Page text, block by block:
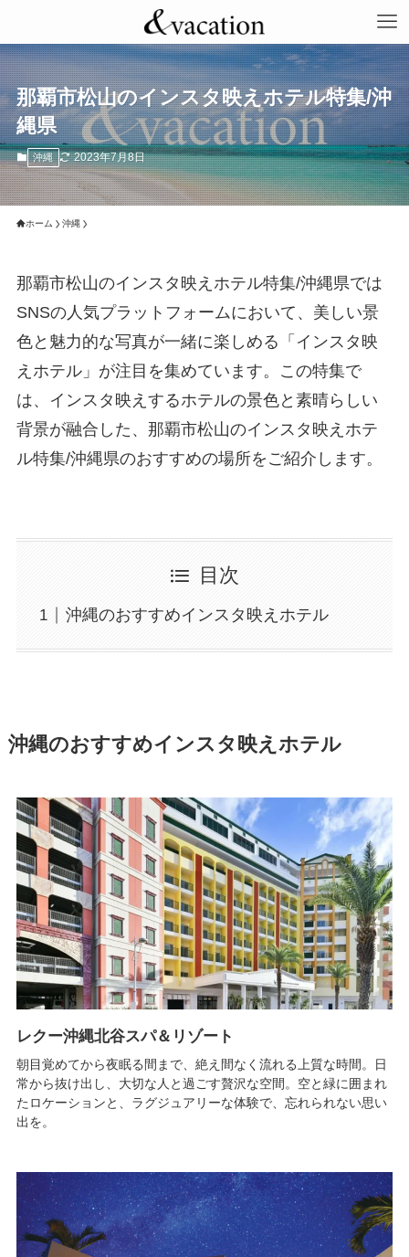
那覇市松山のインスタ映えホテル特集/沖
縄県
沖縄 2023年7月8日
ホーム 沖縄
那覇市松山のインスタ映えホテル特集/沖縄県では
SNSの人気プラットフォームにおいて、美しい景
色と魅力的な写真が一緒に楽しめる「インスタ映
えホテル」が注目を集めています。この特集で
は、インスタ映えするホテルの景色と素晴らしい
背景が融合した、那覇市松山のインスタ映えホテ
ル特集/沖縄県のおすすめの場所をご紹介します。
目次
沖縄のおすすめインスタ映えホテル
沖縄のおすすめインスタ映えホテル
レクー沖縄北谷スパ＆リゾート
朝目覚めてから夜眠る間まで、絶え間なく流れる上質な時間。日
常から抜け出し、大切な人と過ごす贅沢な空間。空と緑に囲まれ
たロケーションと、ラグジュアリーな体験で、忘れられない思い
出を。